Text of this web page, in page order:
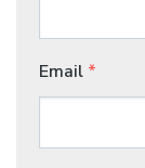
Email *